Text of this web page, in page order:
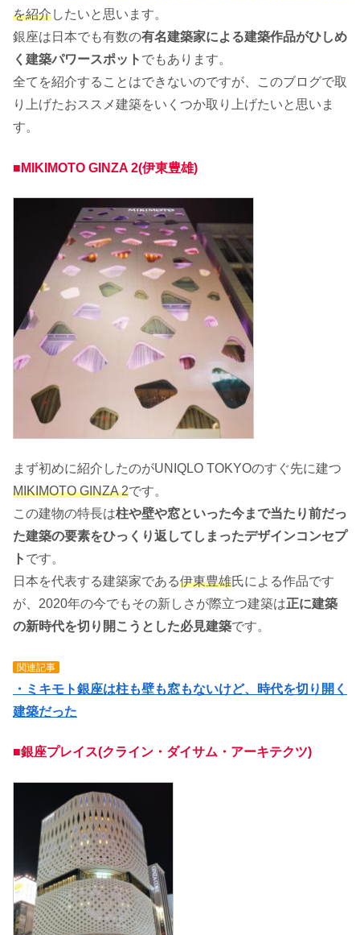
を紹介したいと思います。
銀座は日本でも有数の有名建築家による建築作品がひしめ
く建築パワースポット でもあります。
全てを紹介することはできないのですが、このブログで取
り上げたおススメ建築をいくつか取り上げたいと思いま
す。
■MIKIMOTO GINZA 2(伊東豊雄)
まず初めに紹介したのがUNIQLO TOKYOのすぐ先に建つ
MIKIMOTO GINZA 2です。
この建物の特長は柱や壁や窓といった今まで当たり前だっ
た建築の要素をひっくり返してしまったデザインコンセプ
ト です。
日本を代表する建築家である伊東豊雄氏による作品です
が、2020年の今でもその新しさが際立つ建築は正に建築
の新時代を切り開こうとした必見建築です。
関連記事
・ミキモト銀座は柱も壁も窓もないけど、時代を切り開く
建築だった
■銀座プレイス(クライン・ダイサム・アーキテクツ)